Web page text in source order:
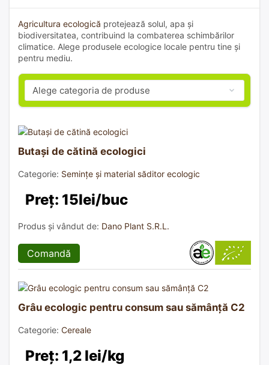
Agricultura ecologică protejează solul, apa și
biodiversitatea, contribuind la combaterea schimbărilor
climatice. Alege produsele ecologice locale pentru tine și
pentru mediu.
Butași de cătină ecologici
Categorie: Semințe și material săditor ecologic
Preț: 15lei/buc
Produs și vândut de: Dano Plant S.R.L.
Comandă
Grâu ecologic pentru consum sau sămânță C2
Categorie: Cereale
Preț: 1,2 lei/kg